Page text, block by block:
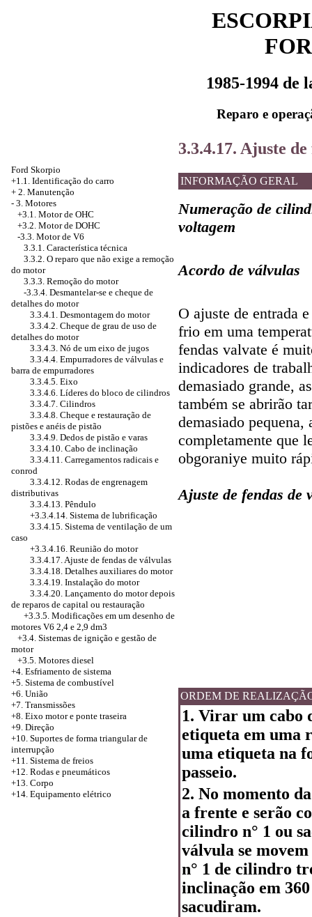
1985-1994 de
Reparo e
Ford Skorpio
+1.1. Identificação do carro
+ 2. Manutenção
- 3. Motores
+3.1. Motor de OHC
+3.2. Motor de DOHC
-3.3. Motor de V6
3.3.1. Característica técnica
3.3.2. O reparo que não exige a remoção
do motor
3.3.3. Remoção do motor
-3.3.4. Desmantelar-se e cheque de
detalhes do motor
3.3.4.1. Desmontagem do motor
3.3.4.2. Cheque de grau de uso de
detalhes do motor
3.3.4.3. Nó de um eixo de jugos
3.3.4.4. Empurradores de válvulas e
barra de empurradores
3.3.4.5. Eixo
3.3.4.6. Líderes do bloco de cilindros
3.3.4.7. Cilindros
3.3.4.8. Cheque e restauração de
pistões e anéis de pistão
3.3.4.9. Dedos de pistão e varas
3.3.4.10. Cabo de inclinação
3.3.4.11. Carregamentos radicais e
conrod
3.3.4.12. Rodas de engrenagem
distributivas
3.3.4.13. Pêndulo
+3.3.4.14. Sistema de lubrificação
3.3.4.15. Sistema de ventilação de um
caso
+3.3.4.16. Reunião do motor
3.3.4.17. Ajuste de fendas de válvulas
3.3.4.18. Detalhes auxiliares do motor
3.3.4.19. Instalação do motor
3.3.4.20. Lançamento do motor depois
de reparos de capital ou restauração
+3.3.5. Modificações em um desenho de
motores V6 2,4 e 2,9 dm3
+3.4. Sistemas de ignição e gestão de
motor
+3.5. Motores diesel
+4. Esfriamento de sistema
+5. Sistema de combustível
+6. União
+7. Transmissões
+8. Eixo motor e ponte traseira
+9. Direção
+10. Suportes de forma triangular de
interrupção
+11. Sistema de freios
+12. Rodas e pneumáticos
+13. Corpo
+14. Equipamento elétrico
3.3.4.17. Ajuste
INFORMAÇÃO GERAL
Numeração de
voltagem
Acordo de válvulas
O ajuste de entrada
frio em uma
fendas valvate é
indicadores de
demasiado grande,
também se abrirão
demasiado pequena,
completamente que
obgoraniye muito
Ajuste de fendas de
ORDEM DE
1. Virar um cabo
etiqueta em uma
uma etiqueta na
passeio.
2. No momento
a frente e serão
cilindro n° 1 ou
válvula se movem
n° 1 de cilindro
inclinação em
sacudiram.